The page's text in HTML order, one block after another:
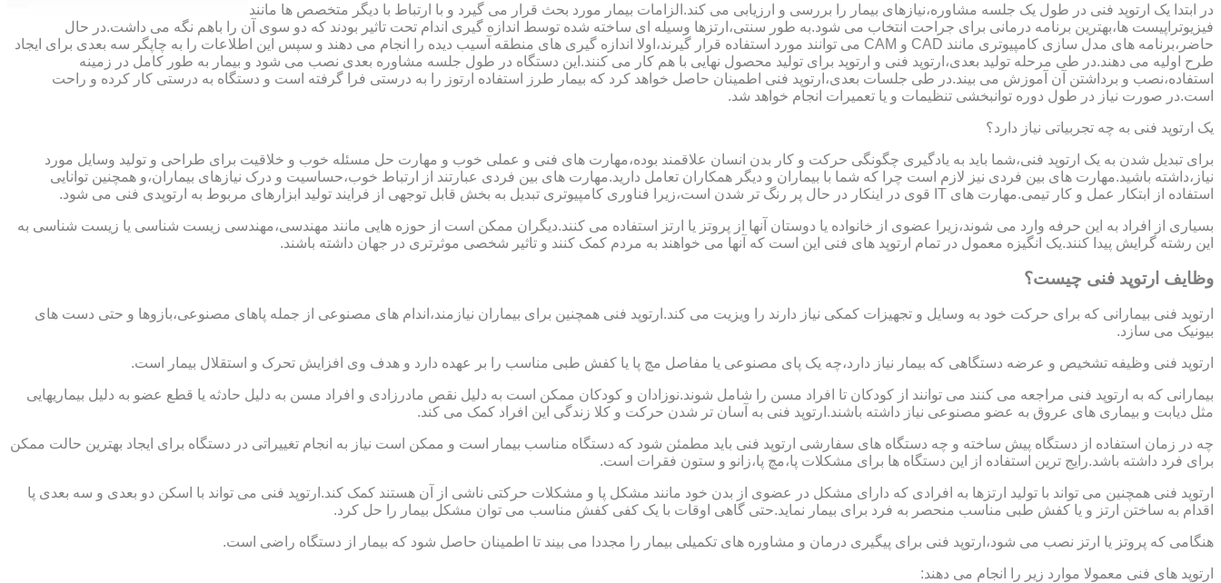
در ابتدا یک ارتوپد فنی در طول یک جلسه مشاوره،نیازهای بیمار را بررسی و ارزیابی می کند.الزامات بیمار مورد بحث قرار می گیرد و با ارتباط با دیگر متخصص ها مانند
فیزیوتراپیست ها،بهترین برنامه درمانی برای جراحت انتخاب می شود.به طور سنتی،ارتزها وسیله ای ساخته شده توسط اندازه گیری اندام تحت تاثیر بودند که دو سوی آن را باهم نگه می داشت.در حال
حاضر،برنامه های مدل سازی کامپیوتری مانند CAD و CAM می توانند مورد استفاده قرار گیرند،اولا اندازه گیری های منطقه آسیب دیده را انجام می دهند و سپس این اطلاعات را به چاپگر سه بعدی برای ایجاد
طرح اولیه می دهند.در طی مرحله تولید بعدی،ارتوپد فنی و ارتوپد برای تولید محصول نهایی با هم کار می کنند.این دستگاه در طول جلسه مشاوره بعدی نصب می شود و بیمار به طور کامل در زمینه
استفاده،نصب و برداشتن آن آموزش می بیند.در طی جلسات بعدی،ارتوپد فنی اطمینان حاصل خواهد کرد که بیمار طرز استفاده ارتوز را به درستی فرا گرفته است و دستگاه به درستی کار کرده و راحت
است.در صورت نیاز در طول دوره توانبخشی تنظیمات و یا تعمیرات انجام خواهد شد.
یک ارتوپد فنی به چه تجربیاتی نیاز دارد؟
برای تبدیل شدن به یک ارتوپد فنی،شما باید به یادگیری چگونگی حرکت و کار بدن انسان علاقمند بوده،مهارت های فنی و عملی خوب و مهارت حل مسئله خوب و خلاقیت برای طراحی و تولید وسایل مورد
نیاز،داشته باشید.مهارت های بین فردی نیز لازم است چرا که شما با بیماران و دیگر همکاران تعامل دارید.مهارت های بین فردی عبارتند از ارتباط خوب،حساسیت و درک نیازهای بیماران،و همچنین توانایی
استفاده از ابتکار عمل و کار تیمی.مهارت های IT قوی در اینکار در حال پر رنگ تر شدن است،زیرا فناوری کامپیوتری تبدیل به بخش قابل توجهی از فرایند تولید ابزارهای مربوط به ارتوپدی فنی می شود.
بسیاری از افراد به این حرفه وارد می شوند،زیرا عضوی از خانواده یا دوستان آنها از پروتز یا ارتز استفاده می کنند.دیگران ممکن است از حوزه هایی مانند مهندسی،مهندسی زیست شناسی یا زیست شناسی به
این رشته گرایش پیدا کنند.یک انگیزه معمول در تمام ارتوپد های فنی این است که آنها می خواهند به مردم کمک کنند و تاثیر شخصی موثرتری در جهان داشته باشند.
وظایف ارتوپد فنی چیست؟
ارتوپد فنی بیمارانی که برای حرکت خود به وسایل و تجهیزات کمکی نیاز دارند را ویزیت می کند.ارتوپد فنی همچنین برای بیماران نیازمند،اندام های مصنوعی از جمله پاهای مصنوعی،بازوها و حتی دست های
بیونیک می سازد.
ارتوپد فنی وظیفه تشخیص و عرضه دستگاهی که بیمار نیاز دارد،چه یک پای مصنوعی یا مفاصل مچ پا یا کفش طبی مناسب را بر عهده دارد و هدف وی افزایش تحرک و استقلال بیمار است.
بیمارانی که به ارتوپد فنی مراجعه می کنند می توانند از کودکان تا افراد مسن را شامل شوند.نوزادان و کودکان ممکن است به دلیل نقص مادرزادی و افراد مسن به دلیل حادثه یا قطع عضو به دلیل بیماریهایی
مثل دیابت و بیماری های عروق به عضو مصنوعی نیاز داشته باشند.ارتوپد فنی به آسان تر شدن حرکت و کلا زندگی این افراد کمک می کند.
چه در زمان استفاده از دستگاه پیش ساخته و چه دستگاه های سفارشی ارتوپد فنی باید مطمئن شود که دستگاه مناسب بیمار است و ممکن است نیاز به انجام تغییراتی در دستگاه برای ایجاد بهترین حالت ممکن
برای فرد داشته باشد.رایج ترین استفاده از این دستگاه ها برای مشکلات پا،مچ پا،زانو و ستون فقرات است.
ارتوپد فنی همچنین می تواند با تولید ارتزها به افرادی که دارای مشکل در عضوی از بدن خود مانند مشکل پا و مشکلات حرکتی ناشی از آن هستند کمک کند.ارتوپد فنی می تواند با اسکن دو بعدی و سه بعدی پا
اقدام به ساختن ارتز و یا کفش طبی مناسب منحصر به فرد برای بیمار نماید.حتی گاهی اوقات با یک کفی کفش مناسب می توان مشکل بیمار را حل کرد.
هنگامی که پروتز یا ارتز نصب می شود،ارتوپد فنی برای پیگیری درمان و مشاوره های تکمیلی بیمار را مجددا می بیند تا اطمینان حاصل شود که بیمار از دستگاه راضی است.
ارتوپد های فنی معمولا موارد زیر را انجام می دهند: